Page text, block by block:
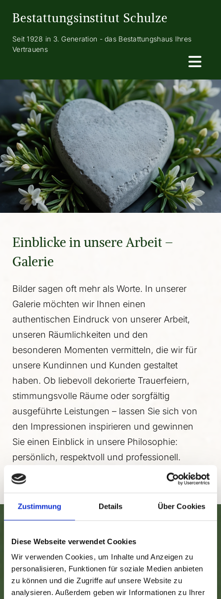
Zustimmung Details Über Cookies
Diese Webseite verwendet Cookies
Wir verwenden Cookies, um Inhalte und Anzeigen zu
personalisieren, Funktionen für soziale Medien anbieten
zu können und die Zugriffe auf unsere Website zu
analysieren. Außerdem geben wir Informationen zu Ihrer
Bestattungsinstitut Schulze
Seit 1928 in 3. Generation - das Bestattungshaus Ihres
Vertrauens
Einblicke in unsere Arbeit –
Galerie
Bilder sagen oft mehr als Worte. In unserer
Galerie möchten wir Ihnen einen
authentischen Eindruck von unserer Arbeit,
unseren Räumlichkeiten und den
besonderen Momenten vermitteln, die wir für
unsere Kundinnen und Kunden gestaltet
haben. Ob liebevoll dekorierte Trauerfeiern,
stimmungsvolle Räume oder sorgfältig
ausgeführte Leistungen – lassen Sie sich von
den Impressionen inspirieren und gewinnen
Sie einen Einblick in unsere Philosophie:
persönlich, respektvoll und professionell.